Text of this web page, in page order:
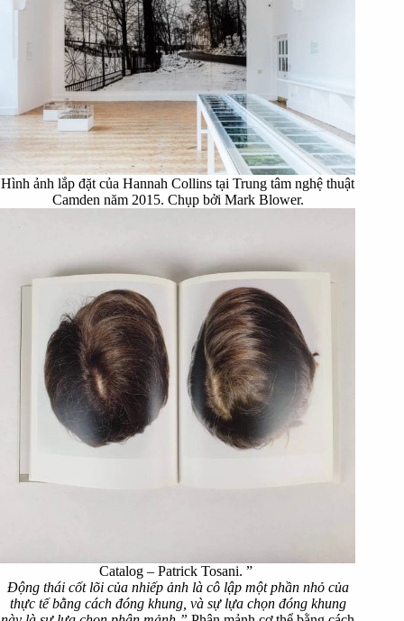
Hình ảnh lắp đặt của Hannah Collins tại Trung tâm nghệ thuật
Camden năm 2015. Chụp bởi Mark Blower.
Catalog – Patrick Tosani. ”
Động thái cốt lõi của nhiếp ảnh là cô lập một phần nhỏ của
thực tế bằng cách đóng khung, và sự lựa chọn đóng khung